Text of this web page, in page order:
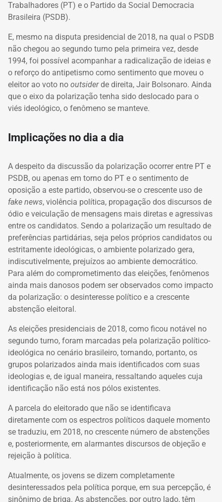
Trabalhadores (PT) e o Partido da Social Democracia
Brasileira (PSDB).
E, mesmo na disputa presidencial de 2018, na qual o PSDB
não chegou ao segundo turno pela primeira vez, desde
1994, foi possível acompanhar a radicalização de ideias e
o reforço do antipetismo como sentimento que moveu o
eleitor ao voto no outsiderde direita, Jair Bolsonaro. Ainda
que o eixo da polarização tenha sido deslocado para o
viés ideológico, o fenômeno se manteve.
Implicações no dia a dia
A despeito da discussão da polarização ocorrer entre PT e
PSDB, ou apenas em torno do PT e o sentimento de
oposição a este partido, observou-se o crescente uso de
fake news, violência política, propagação dos discursos de
ódio e veiculação de mensagens mais diretas e agressivas
entre os candidatos. Sendo a polarização um resultado de
preferências partidárias, seja pelos próprios candidatos ou
estritamente ideológicas, o ambiente polarizado gera,
indiscutivelmente, prejuízos ao ambiente democrático.
Para além do comprometimento das eleições, fenômenos
ainda mais danosos podem ser observados como impacto
da polarização: o desinteresse político e a crescente
abstenção eleitoral.
As eleições presidenciais de 2018, como ficou notável no
segundo turno, foram marcadas pela polarização político-
ideológica no cenário brasileiro, tornando, portanto, os
grupos polarizados ainda mais identificados com suas
ideologias e, de igual maneira, ressaltando aqueles cuja
identificação não está nos pólos existentes.
A parcela do eleitorado que não se identificava
diretamente com os espectros políticos daquele momento
se traduziu, em 2018, no crescente número de abstenções
e, posteriormente, em alarmantes discursos de objeção e
rejeição à política.
Atualmente, os jovens se dizem completamente
desinteressados pela política porque, em sua percepção, é
sinônimo de briga. As abstenções, por outro lado, têm